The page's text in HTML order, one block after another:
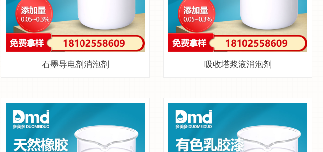
石墨导电剂消泡剂 吸收塔浆液消泡剂